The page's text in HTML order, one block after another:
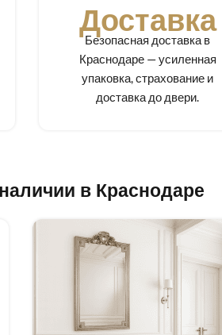
Доставка
Безопасная доставка в
Краснодаре — усиленная
упаковка, страхование и
доставка до двери.
в Краснодаре